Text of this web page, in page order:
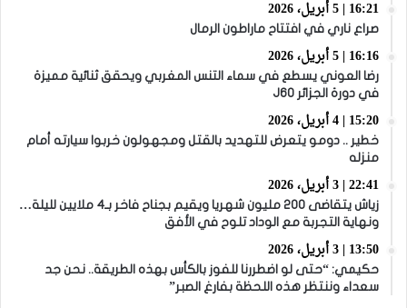
16:21 | 5 أبريل، 2026
صراع ناري في افتتاح ماراطون الرمال
16:16 | 5 أبريل، 2026
رضا العوني يسطع في سماء التنس المغربي ويحقق ثنائية مميزة
في دورة الجزائر J60
15:20 | 4 أبريل، 2026
خطير .. دومو يتعرض للتهديد بالقتل ومجهولون خربوا سيارته أمام
منزله
22:41 | 3 أبريل، 2026
زياش يتقاضى 200 مليون شهريا ويقيم بجناح فاخر بـ4 ملايين لليلة…
ونهاية التجربة مع الوداد تلوح في الأفق
13:50 | 3 أبريل، 2026
حكيمي: “حتى لو اضطررنا للفوز بالكأس بهذه الطريقة.. نحن جد
سعداء وننتظر هذه اللحظة بفارغ الصبر”